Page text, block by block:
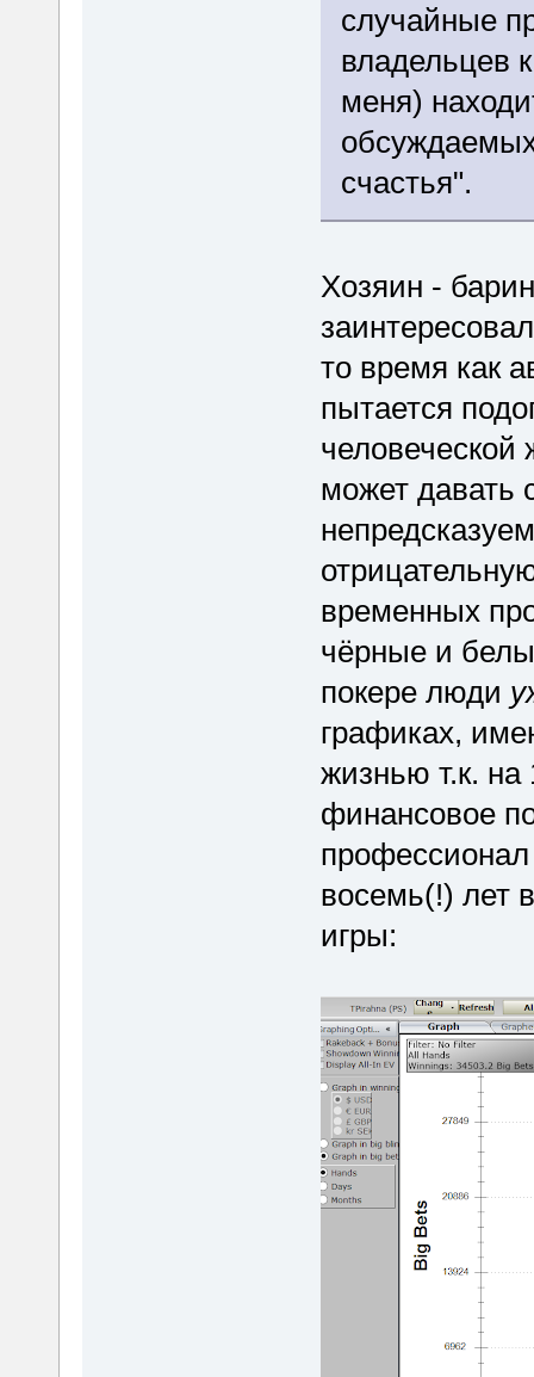
случайные
владельцев
меня)
счастья".
Хозяин -
то время как
пытается
может давать
временных
чёрные и
покере люди
графиках,
жизнью т.к.
финансовое
восемь(!) лет
игры: